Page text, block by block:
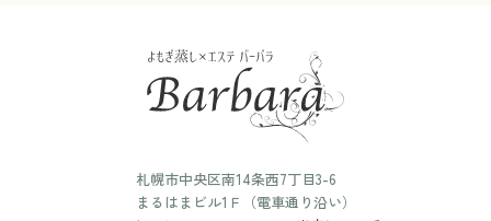
札幌市中央区南14条西7丁目3-6
まるはまビル1Ｆ（電車通り沿い）